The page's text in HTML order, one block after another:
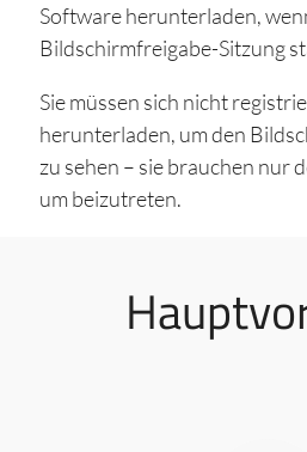
Software herunterladen,
Bildschirmfreigabe-Sitzung
Sie müssen sich nicht
herunterladen, um den
zu sehen – sie brauchen nur
um beizutreten.